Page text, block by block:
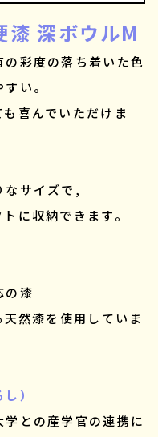
漆 深ボウルM
彩度の落ち着いた色
い。
喜んでいただけま
なサイズで,
に収納できます。
の漆
然漆を使用していま
）
学との産学官の連携に